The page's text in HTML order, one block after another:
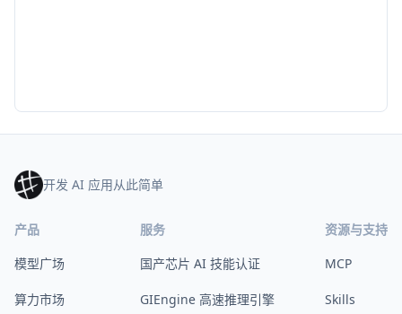
开发 AI 应用从此简单
产品
模型广场
算力市场
服务
国产芯片 AI 技能认证
GIEngine 高速推理引擎
资源与支持
MCP
Skills